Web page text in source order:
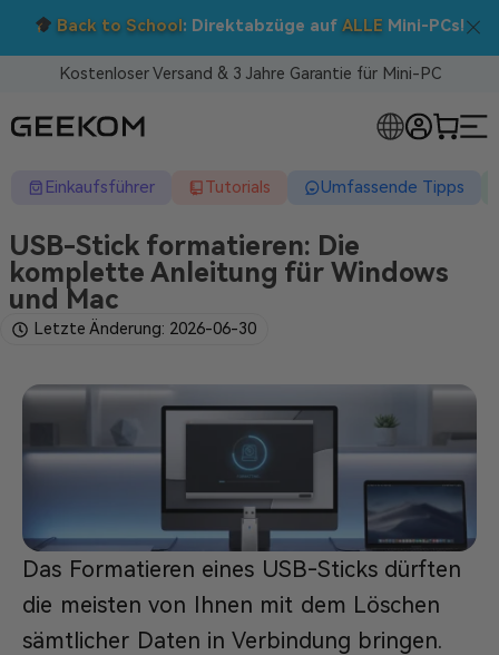
Nutzen Sie den Code BTS05 im Warenkorb.
Kostenloser Versand & 3 Jahre Garantie für Mini-PC
Einkaufsführer Tutorials Umfassende Tipps
USB-Stick formatieren: Die
komplette Anleitung für Windows
und Mac
Letzte Änderung: 2026-06-30
Das Formatieren eines USB-Sticks dürften
die meisten von Ihnen mit dem Löschen
sämtlicher Daten in Verbindung bringen.
MINI-PCS